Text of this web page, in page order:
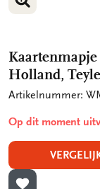
VERGROOT
VERGROOT
Holland,
Artikelnummer:
Op dit moment